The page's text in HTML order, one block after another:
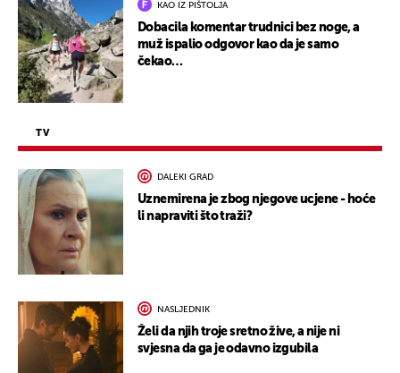
KAO IZ PIŠTOLJA
Dobacila komentar trudnici bez noge, a
muž ispalio odgovor kao da je samo
čekao…
TV
DALEKI GRAD
Uznemirena je zbog njegove ucjene - hoće
li napraviti što traži?
NASLJEDNIK
Želi da njih troje sretno žive, a nije ni
svjesna da ga je odavno izgubila